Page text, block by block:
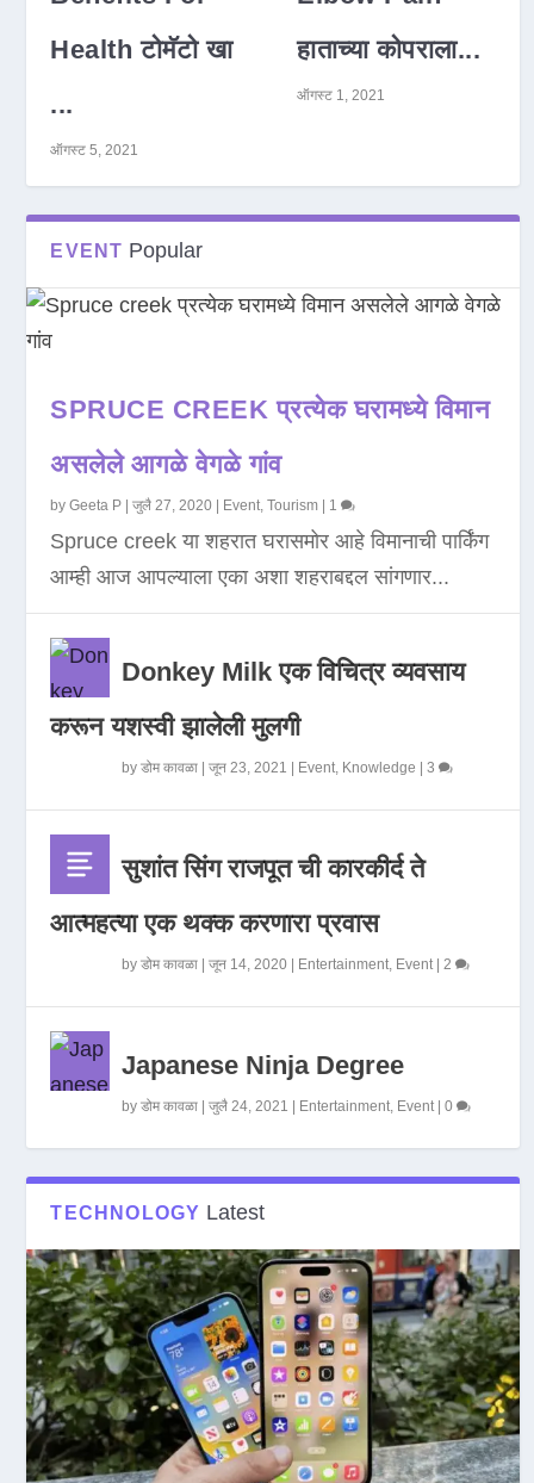
Health टोमॅटो खा
...
ऑगस्ट 5, 2021
हाताच्या कोपराला...
ऑगस्ट 1, 2021
EVENT Popular
SPRUCE CREEK प्रत्येक घरामध्ये विमान
असलेले आगळे वेगळे गांव
byGeeta P |जुलै 27, 2020 Event,Tourism 1
Spruce creek या शहरात घरासमोर आहे विमानाची पार्किंग
आम्ही आज आपल्याला एका अशा शहराबद्दल सांगणार...
Donkey Milk एक विचित्र व्यवसाय
करून यशस्वी झालेली मुलगी
byडोम कावळा |जून 23, 2021 Event, Knowledge |3
सुशांत सिंग राजपूत ची कारकीर्द ते
आत्महत्या एक थक्क करणारा प्रवास
byडोम कावळा |जून 14, 2020 Entertainment, Event|2
Japanese Ninja Degree
byडोम कावळा |जुलै 24, 2021 Entertainment, Event|0
TECHNOLOGY Latest